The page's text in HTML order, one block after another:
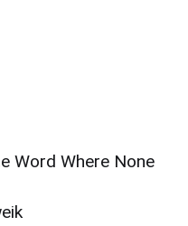
Word Where None